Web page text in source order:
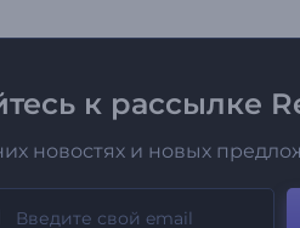
к рассылке
новостях и новых